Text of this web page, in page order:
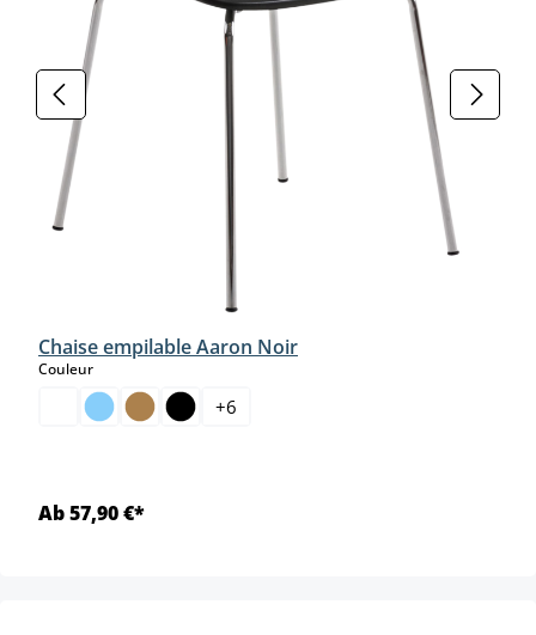
Chaise empilable Aaron Noir
Couleurselect
+6
Ab 57,90 €*